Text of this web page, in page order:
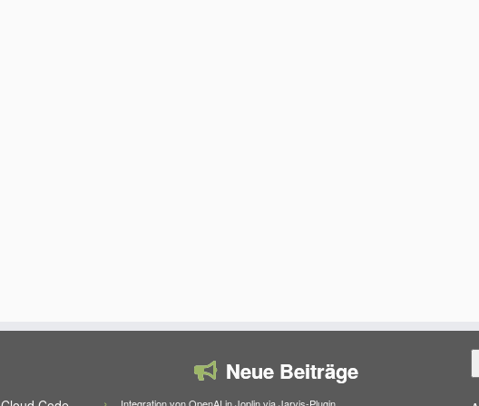
Neue Beiträge